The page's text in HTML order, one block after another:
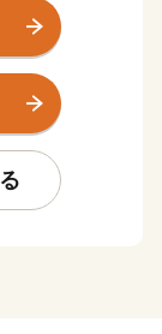
まちです。
じめとする
は、ソメイ
は清涼な緑
ます。